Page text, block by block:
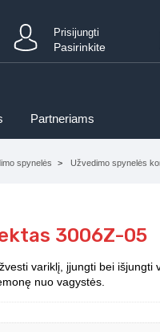
Prisijungti
Pasirinkite
Partneriams
spynelės Užvedimo spynelės
3006Z-05
variklį, įjungti bei išjungti
nuo vagystės.